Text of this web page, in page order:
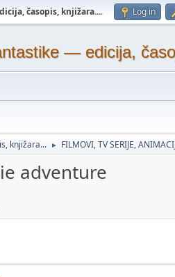
časopis, knjižara.... Log in
— edicija,
knjižara... ► FILMOVI, TV SERIJE,
adventure